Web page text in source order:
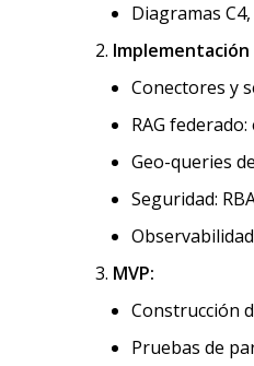
Diagramas
Conectores y
RAG
Geo-queries
Seguridad:
MVP:
Construcción
Pruebas de